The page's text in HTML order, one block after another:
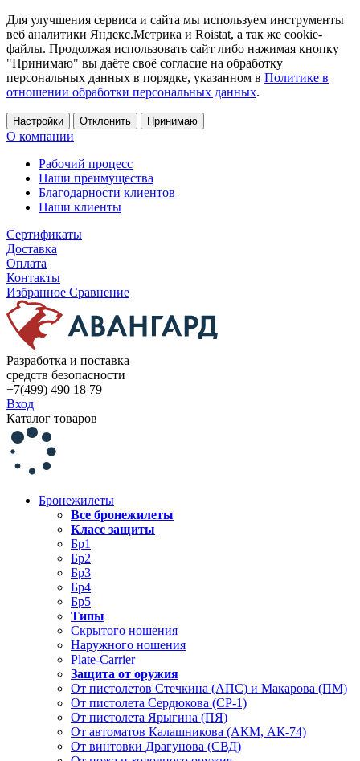
Для улучшения сервиса и сайта мы используем инструменты
веб аналитики Яндекс.Метрика и Roistat, а так же cookie-
файлы. Продолжая использовать сайт либо нажимая кнопку
"Принимаю" вы даёте своё согласие на обработку
персональных данных в порядке, указанном в Политике в
отношении обработки персональных данных.
Настройки Отклонить Принимаю
О компании
Рабочий процесс
Наши преимущества
Благодарности клиентов
Наши клиенты
Сертификаты
Доставка
Оплата
Контакты
Избранное Сравнение
Разработка и поставка
средств безопасности
+7(499) 490 18 79
Вход
Каталог товаров
Бронежилеты
Все бронежилеты
Класс защиты
Бр1
Бр2
Бр3
Бр4
Бр5
Типы
Скрытого ношения
Наружного ношения
Plate-Carrier
Защита от оружия
От пистолетов Стечкина (АПС) и Макарова (ПМ)
От пистолета Сердюкова (СР-1)
От пистолета Ярыгина (ПЯ)
От автоматов Калашникова (АКМ, АК-74)
От винтовки Драгунова (СВД)